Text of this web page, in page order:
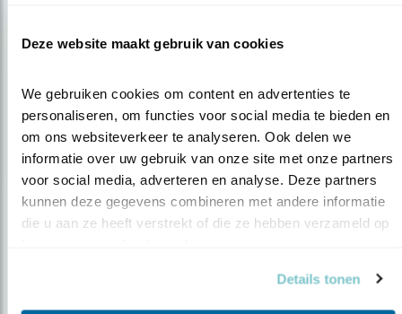
Deze website maakt gebruik van cookies
We gebruiken cookies om content en advertenties te
personaliseren, om functies voor social media te bieden en
om ons websiteverkeer te analyseren. Ook delen we
informatie over uw gebruik van onze site met onze partners
voor social media, adverteren en analyse. Deze partners
kunnen deze gegevens combineren met andere informatie
die u aan ze heeft verstrekt of die ze hebben verzameld op
Details tonen
Op de hoogte blijven?
Meld je aan en ontvang nieuws, inspiratie, acties en tips
over vogels en activiteiten van Vogelbescherming.
AANMELDEN VOGELNIEUWS